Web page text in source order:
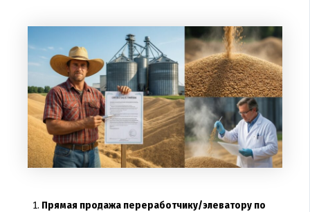
Прямая продажа переработчику/элеватору по